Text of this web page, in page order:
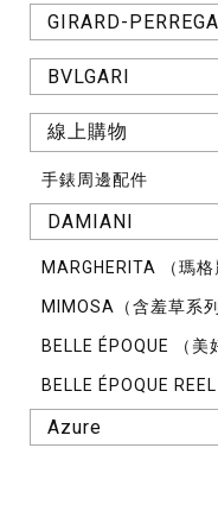
GIRARD-
BVLGARI
線上購物
手錶周邊配件
DAMIANI
MARGHERITA （瑪格
MIMOSA（含羞草系列
BELLE ÉPOQUE （美
BELLE ÉPOQUE
Azure